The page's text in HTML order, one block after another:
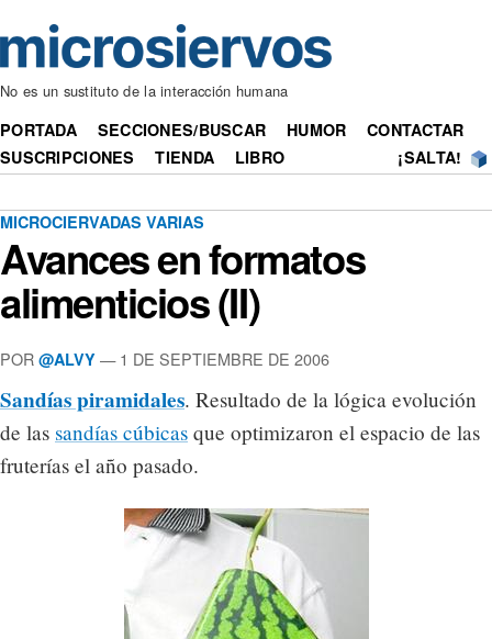
No es un sustituto de la interacción humana
PORTADA SECCIONES/BUSCAR HUMOR
CONTACTAR
SUSCRIPCIONES
TIENDA LIBRO ¡SALTA!
MICROCIERVADAS VARIAS
Avances en formatos
alimenticios (II)
POR @ALVY — 1 DE SEPTIEMBRE DE 2006
Sandías piramidales. Resultado de la lógica evolución
de las sandías cúbicas que optimizaron el espacio de las
fruterías el año pasado.